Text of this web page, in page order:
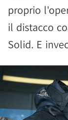
proprio
il distacco
Solid. E